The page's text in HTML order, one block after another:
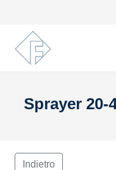
Sprayer
Indietro